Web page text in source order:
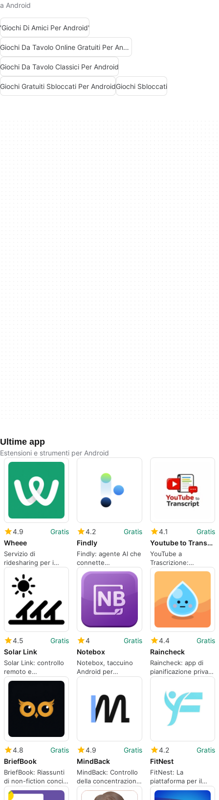
a Android
'Giochi Di Amici Per Android'
Giochi Da Tavolo Online Gratuiti Per Android
Giochi Da Tavolo Classici Per Android
Giochi Gratuiti Sbloccati Per AndroidGiochi Sbloccati
Ultime app
Estensioni e strumenti per Android
4.9
Gratis
Wheee
Servizio di
ridesharing per i
Wellingtoniani
4.2
Gratis
Findly
Findly: agente AI che
connette
consumatori e
professionisti
attraverso
abbinamenti
contestuali
4.1
Gratis
Youtube to Transcript
YouTube a
Trascrizione:
Estrazione rapida
della trascrizione per
Android
4.5
Gratis
Solar Link
Solar Link: controllo
remoto e
monitoraggio per
4
Gratis
Notebox
Notebox, taccuino
Android per
catturare e ordinare
4.4
Gratis
Raincheck
Raincheck: app di
pianificazione privata
che trasforma i piani
in ricordi condivisi
4.8
Gratis
BriefBook
BriefBook: Riassunti
di non-fiction concisi
per studenti
4.9
Gratis
MindBack
MindBack: Controllo
della concentrazione
e gestione delle
4.2
Gratis
FitNest
FitNest: La
piattaforma per il
fitness completo